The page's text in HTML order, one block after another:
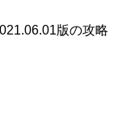
版の攻略